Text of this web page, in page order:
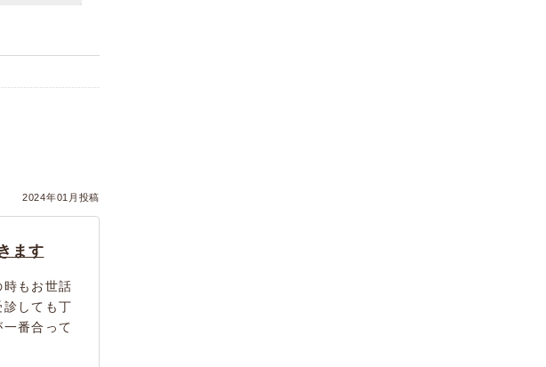
2024年01月投稿
ます
もお世話
しても丁
番合って